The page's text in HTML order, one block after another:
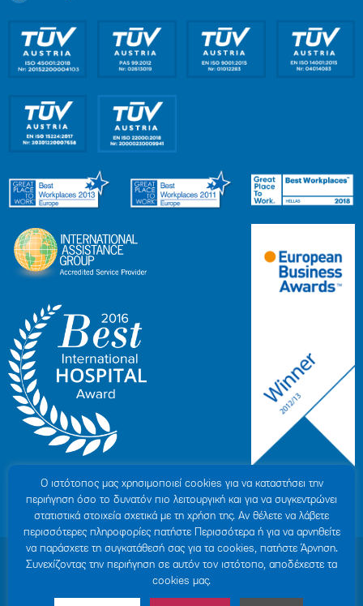
© 2007-2026 ΥΓΕΙΑ Μ.Α.Ε |
ΓΕΜΗ: 000279901000
Όροι Χρήσης
| Πολιτική Προστασίας Προσωπικών Δεδομένων
Δήλωση Απορρήτου
Ο ιστότοπoς μας χρησιμοποιεί cookies για να καταστήσει την
περιήγηση όσο το δυνατόν πιο λειτουργική και για να συγκεντρώνει
στατιστικά στοιχεία σχετικά με τη χρήση της. Αν θέλετε να λάβετε
περισσότερες πληροφορίες πατήστε Περισσότερα ή για να αρνηθείτε
να παράσχετε τη συγκατάθεσή σας για τα cookies, πατήστε Άρνηση.
Συνεχίζοντας την περιήγηση σε αυτόν τον ιστότοπο, αποδέχεστε τα
cookies μας.